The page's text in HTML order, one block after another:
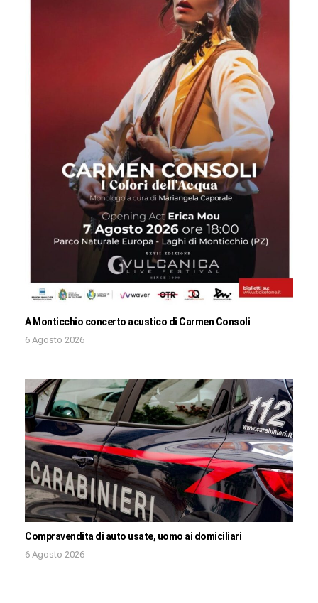
A Monticchio concerto acustico di Carmen Consoli
6 Agosto 2026
Compravendita di auto usate, uomo ai domiciliari
6 Agosto 2026